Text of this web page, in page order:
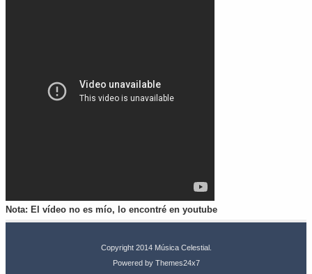
Nota: El vídeo no es mío, lo encontré en youtube
Copyright 2014 Música Celestial .
Powered by Themes24x7